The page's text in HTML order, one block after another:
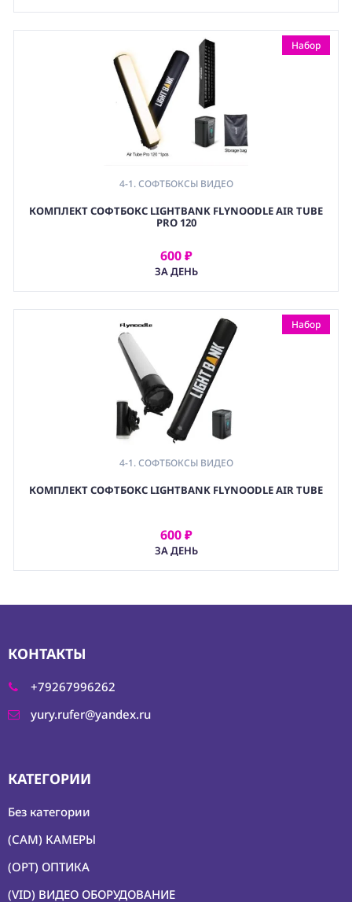
Набор
4-1. СОФТБОКСЫ ВИДЕО
4. СВЕТОФОРМИРУЮЩИЕ НАСАДКИ
,
КОМПЛЕКТ СОФТБОКС LIGHTBANK FLYNOODLE AIR TUBE
PRO 120
600 ₽
ЗА ДЕНЬ
АРЕНДОВАТЬ
Набор
4-1. СОФТБОКСЫ ВИДЕО
4. СВЕТОФОРМИРУЮЩИЕ НАСАДКИ
КОМПЛЕКТ СОФТБОКС LIGHTBANK FLYNOODLE AIR TUBE
600 ₽
ЗА ДЕНЬ
АРЕНДОВАТЬ
КОНТАКТЫ
+79267996262
yury.rufer@yandex.ru
КАТЕГОРИИ
Без категории
(CAM) КАМЕРЫ
(OPT) ОПТИКА
(VID) ВИДЕО ОБОРУДОВАНИЕ